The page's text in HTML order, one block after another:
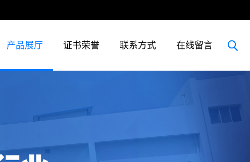
产品展厅 证书荣誉 联系方式 在线留言